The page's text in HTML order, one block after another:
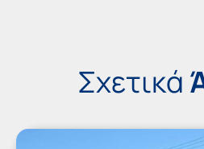
Σχετικά